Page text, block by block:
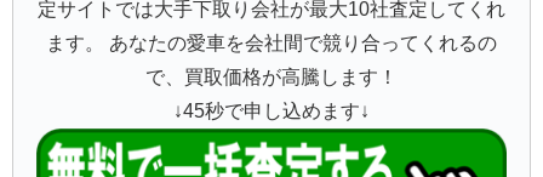
定サイトでは大手下取り会社が最大10社査定してくれ
ます。 あなたの愛車を会社間で競り合ってくれるの
で、買取価格が高騰します！
↓45秒で申し込めます↓